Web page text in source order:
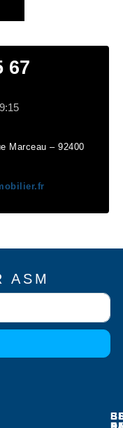
67
Marceau – 92400
ASM